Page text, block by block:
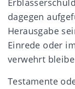
dagegen
Herausgabe
Einrede oder
verwehrt
Testamente